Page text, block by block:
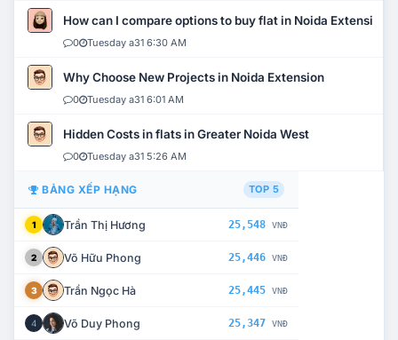
How can I compare options to buy flat in Noida Extension?
0 Tuesday a31 6:30 AM
Why Choose New Projects in Noida Extension
0 Tuesday a31 6:01 AM
Hidden Costs in flats in Greater Noida West
0 Tuesday a31 5:26 AM
BẢNG XẾP HẠNG TOP 5
1 Trần Thị Hương 25,548 VNĐ
2 Võ Hữu Phong 25,446 VNĐ
3 Trần Ngọc Hà 25,445 VNĐ
4 Võ Duy Phong 25,347 VNĐ